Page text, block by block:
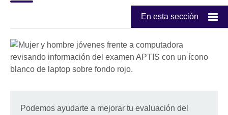
En esta sección
Podemos ayudarte a mejorar tu evaluación del